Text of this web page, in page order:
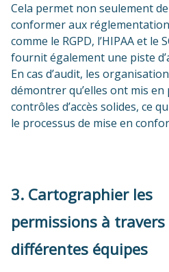
Cela permet non seulement
conformer aux
comme le RGPD, l’HIPAA et le
fournit également une piste
En cas d’audit, les
démontrer qu’elles ont mis en
contrôles d’accès solides, ce
le processus de mise en
3. Cartographier les
permissions à travers
différentes équipes